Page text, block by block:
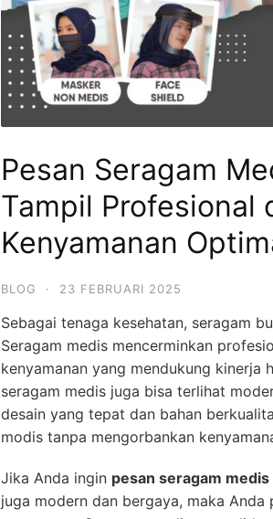
Pesan Seragam
Tampil Profesional
Kenyamanan
BLOG · 23 FEBRUARI 2025
Sebagai tenaga kesehatan, seragam
Seragam medis mencerminkan
kenyamanan yang mendukung kinerja
seragam medis juga bisa terlihat
desain yang tepat dan bahan
modis tanpa mengorbankan
Jika Anda ingin pesan seragam medis
juga modern dan bergaya, maka